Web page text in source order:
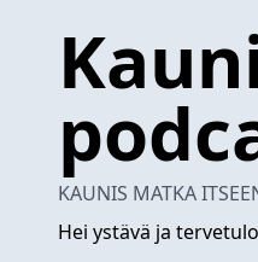
KAUNIS MATKA
Hei ystävä ja